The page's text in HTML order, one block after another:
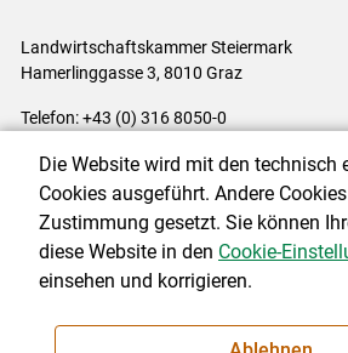
Landwirtschaftskammer Steiermark
Hamerlinggasse 3, 8010 Graz
Telefon: +43 (0) 316 8050-0
Impressum|Kontakt|
Cookie-Einstellungen
NEWSLETTER
Die Website wird mit den technisch
Cookies ausgeführt. Andere
Zustimmung gesetzt. Sie können
diese Website in den Cookie-
einsehen und korrigieren.